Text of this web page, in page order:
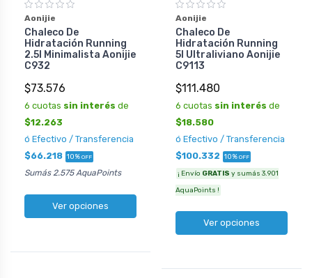
Aonijie
Chaleco De
Hidratación Running
2.5l Minimalista Aonijie
C932
$73.576
6 cuotas sin interés de
$12.263
ó Efectivo / Transferencia
$66.218 10% OFF
Sumás 2.575 AquaPoints
Ver opciones
Aonijie
Chaleco De
Hidratación Running
5l Ultraliviano Aonijie
C9113
$111.480
6 cuotas sin interés de
$18.580
ó Efectivo / Transferencia
$100.332 10% OFF
¡ Envío GRATIS y sumás 3.901
AquaPoints !
Ver opciones